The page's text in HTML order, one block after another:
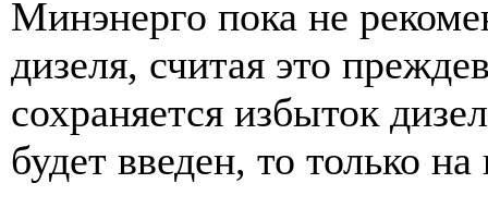
Минэнерго пока не
дизеля, считая это
сохраняется избыток
будет введен, то только